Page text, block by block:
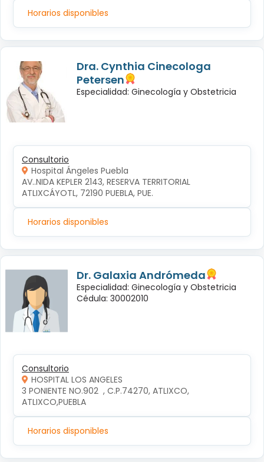
Horarios disponibles
Dra. Cynthia Cinecologa
Petersen
Especialidad: Ginecología y Obstetricia
Consultorio
Hospital Ángeles Puebla
AV..NIDA KEPLER 2143, RESERVA TERRITORIAL
ATLIXCÁYOTL, 72190 PUEBLA, PUE.
Horarios disponibles
Dr. Galaxia Andrómeda
Especialidad: Ginecología y Obstetricia
Cédula: 30002010
Consultorio
HOSPITAL LOS ANGELES
3 PONIENTE NO.902  , C.P.74270, ATLIXCO,
ATLIXCO,PUEBLA
Horarios disponibles